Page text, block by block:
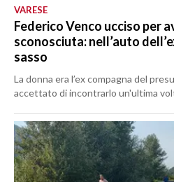
VARESE
Federico Venco ucciso per
sconosciuta: nell’auto
sasso
La donna era l’ex compagna del
accettato di incontrarlo un'ultima